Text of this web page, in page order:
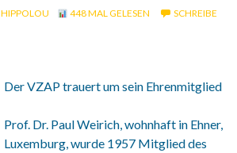
HIPPOLOU 448 MAL GELESEN
SCHREIBE
Der VZAP trauert um sein Ehrenmitglied
Prof. Dr. Paul Weirich, wohnhaft in Ehner,
Luxemburg, wurde 1957 Mitglied des